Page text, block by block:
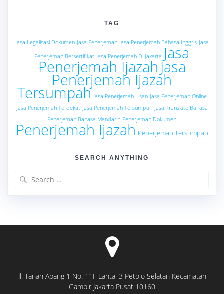
TAG
Jasa Legalisasi Dokumen Jasa Penerjemah Jasa Penerjemah Bahasa Inggris Jasa
Penerjemah Bersertifikat Jasa Penerjemah Di Jakarta Jasa
Penerjemah Ijazah Jasa
Penerjemah Ijazah
Tersumpah Jasa Penerjemah Lisan Jasa Penerjemah Online
Jasa Penerjemah Terdekat Jasa Penerjemah Tersumpah Jasa Translate Bahasa
Penerjemah Bahasa Mandarin Penerjemah Dokumen
Penerjemah Ijazah Penerjemah Tersumpah
SEARCH ANYTHING
Jl. Tanah Abang 1 No. 11F Lantai 3 Petojo Selatan Kecamatan
Gambir Jakarta Pusat 10160